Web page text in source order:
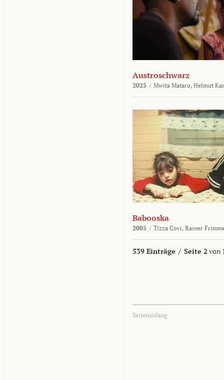
Austroschwarz
2025 / Mwita Mataro, Helmut
Babooska
2005 / Tizza Covi, Rainer
539 Einträge / Seite 2 von
Seitenanfang